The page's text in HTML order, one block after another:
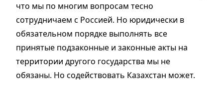
что мы по многим вопросам тесно
сотрудничаем с Россией. Но юридически в
обязательном порядке выполнять все
принятые подзаконные и законные акты на
территории другого государства мы не
обязаны. Но содействовать Казахстан может.